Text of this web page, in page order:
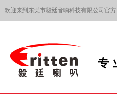
欢迎来到东莞市毅廷音响科技有限公司官方
专